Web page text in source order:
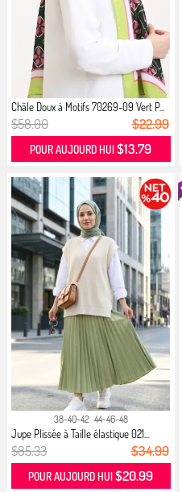
Châle Doux à Motifs 70269-09 Vert P...
$58.00 $22.99
POUR AUJOURD HUI$13.79
38-40-42 44-46-48
Jupe Plissée à Taille élastique 021...
$85.33 $34.99
POUR AUJOURD HUI$20.99